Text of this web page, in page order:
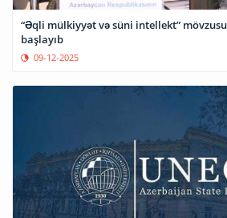
“Əqli mülkiyyət və süni intellekt”
başlayıb
09-12-2025